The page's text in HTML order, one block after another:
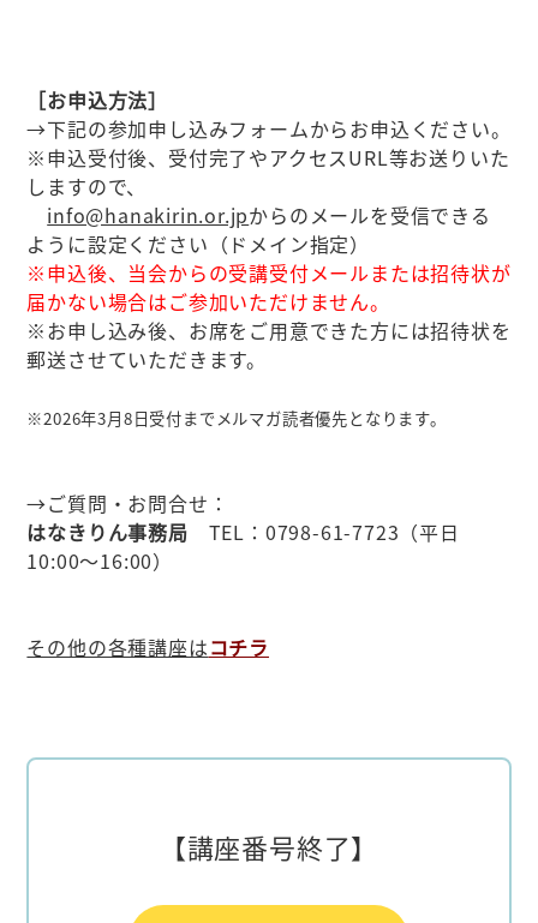
［お申込方法］
→下記の参加申し込みフォームからお申込ください。
※申込受付後、受付完了やアクセスURL等お送りいた
しますので、
info@hanakirin.or.jpからのメールを受信できる
ように設定ください（ドメイン指定）
※申込後、当会からの受講受付メールまたは招待状が
届かない場合はご参加いただけません。
※お申し込み後、お席をご用意できた方には招待状を
郵送させていただきます。
※2026年3月8日受付までメルマガ読者優先となります。
→ご質問・お問合せ：
はなきりん事務局 TEL：0798-61-7723（平日
10:00～16:00）
その他の各種講座はコチラ
【講座番号終了】